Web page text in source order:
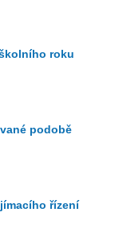
roku
podobě
řízení